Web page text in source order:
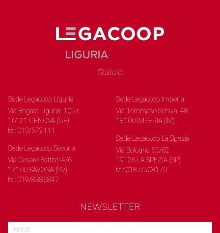
Statuto
Sede Legacoop Liguria
Via Brigata Liguria, 105 r.
16121 GENOVA (GE)
tel: 010/572111
Sede Legacoop Savona
Via Cesare Battisti 4/6
17100 SAVONA (SV)
tel: 019/8386847
Sede Legacoop Imperia
Via Tommaso Schiva, 48
18100 IMPERIA (IM)
Sede Legacoop La Spezia
Via Bologna 60/62
19126 LA SPEZIA (SP)
tel: 0187/503170
NEWSLETTER